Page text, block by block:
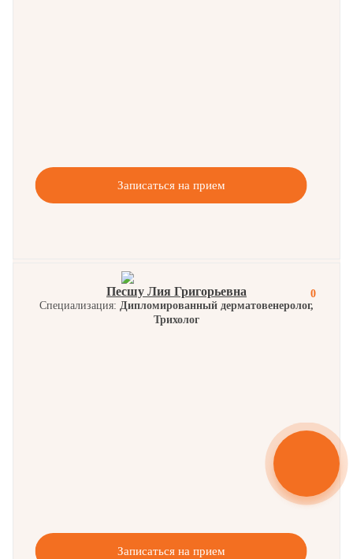
Записаться на прием
0
Песшу Лия Григорьевна
Специализация: Дипломированный дерматовенеролог,
Трихолог
Записаться на прием